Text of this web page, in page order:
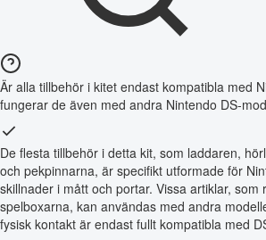
Är alla tillbehör i kitet endast kompatibla med
fungerar de även med andra Nintendo DS-
De flesta tillbehör i detta kit, som laddaren,
och pekpinnarna, är specifikt utformade för
skillnader i mått och portar. Vissa artiklar, som
spelboxarna, kan användas med andra
fysisk kontakt är endast fullt kompatibla med